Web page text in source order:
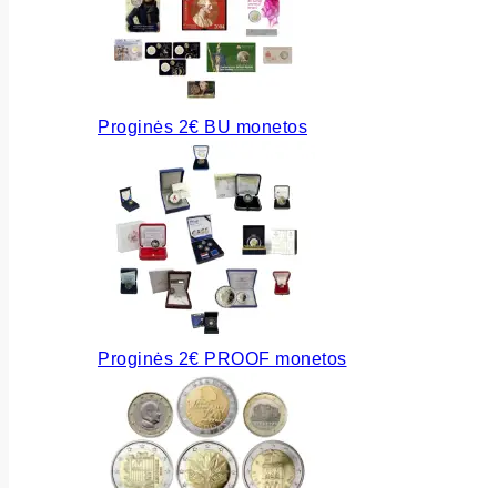
Proginės 2€ BU monetos
Proginės 2€ PROOF monetos